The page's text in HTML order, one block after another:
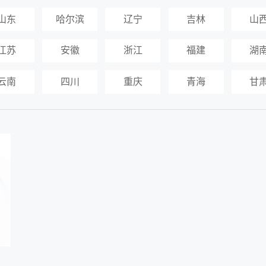
东 哈尔滨 辽宁 吉林 山
苏 安徽 浙江 福建 湖
南 四川 重庆 青海 甘